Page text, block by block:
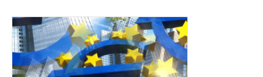
estancamiento
(IX):
Implicaciones
de
política